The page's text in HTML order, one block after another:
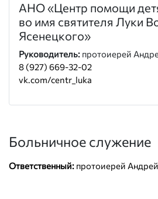
АНО «Центр помощи
во имя святителя Луки
Ясенецкого»
Руководитель: протоиерей
8 (927) 669-32-02
vk.com/centr_luka
Больничное служение
Ответственный: протоиерей